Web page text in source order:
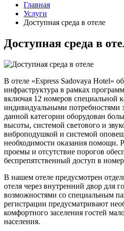
Главная
Услуги
Доступная среда в отеле
Доступная среда в
В отеле «Espress Sadovaya Hotel»
инфраструктура в рамках
включая 12 номеров специальной
индивидуальными потребностями
данной категории оборудован
высоты, системой светового и
виброподушкой и системой
необходимости оказания помощи.
проемы и отсутствие порогов
беспрепятственный доступ в
В нашем отеле предусмотрен
отеля через внутренний двор для
возможностями со специальным
регистрации предусматривают
комфортного заселения гостей
населения.